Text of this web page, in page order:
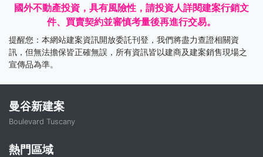
國外不動產投資，具有風險性，請投資人詳閱建案行銷文
件、買賣契約並審慎考量後再進行交易。
提醒您：本網站建案資訊開放委託刊登，我們將盡力查證相關資
訊，但無法擔保皆正確無誤，所有資訊皆以建商及建案銷售現場之
宣傳品為準。
曼谷新建案
Boulevard Tuscany
熱門區域